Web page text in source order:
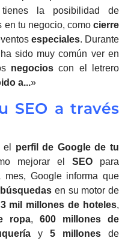
tienes la posibilidad de
en tu negocio, como cierre
especiales. Durante
ha sido muy común ver en
negocios con el letrero
a...»
SEO a través
el perfil de Google de tu
mejorar el SEO para
mes, Google informa que
en su motor de
3 mil millones de hoteles,
ropa, 600 millones de
y 5 millonesde